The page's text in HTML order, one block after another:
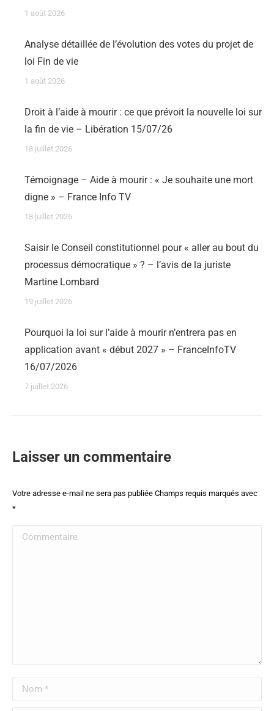
1 août 2026
Analyse détaillée de l’évolution des votes du projet de
loi Fin de vie
1 août 2026
Droit à l’aide à mourir : ce que prévoit la nouvelle loi sur
la fin de vie – Libération 15/07/26
18 juillet 2026
Témoignage – Aide à mourir : « Je souhaite une mort
digne » – France Info TV
18 juillet 2026
Saisir le Conseil constitutionnel pour « aller au bout du
processus démocratique » ? – l’avis de la juriste
Martine Lombard
19 juillet 2026
Pourquoi la loi sur l’aide à mourir n’entrera pas en
application avant « début 2027 » – FranceInfoTV
16/07/2026
7 juillet 2026
Laisser un commentaire
Votre adresse e-mail ne sera pas publiée Champs requis marqués avec
*
Commentaire
Nom *